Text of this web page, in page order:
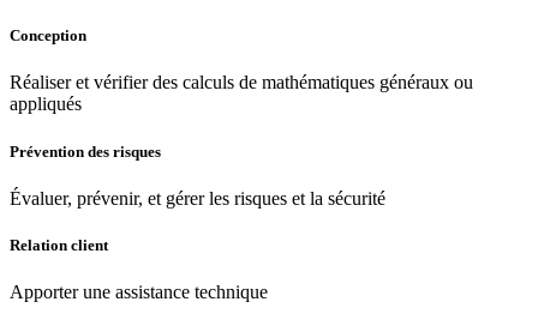
Conception
Réaliser et vérifier des calculs de mathématiques généraux ou
appliqués
Prévention des risques
Évaluer, prévenir, et gérer les risques et la sécurité
Relation client
Apporter une assistance technique